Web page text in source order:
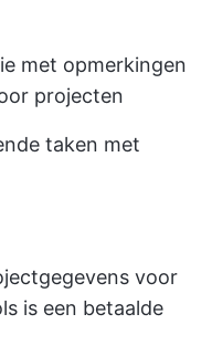
met opmerkingen
projecten
taken met
voor
is een betaalde